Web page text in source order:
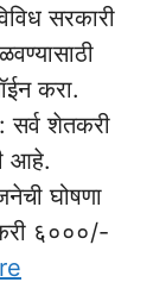
सरकारी
करा.
शेतकरी
आहे.
घोषणा
६०००/-